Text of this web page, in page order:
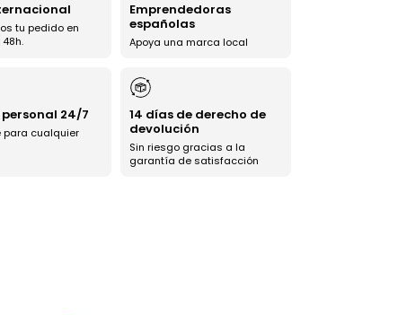
tu pedido en
Emprendedoras
españolas
Apoya una marca local
24/7
para cualquier
14 días de derecho de
devolución
Sin riesgo gracias a la
garantía de satisfacción